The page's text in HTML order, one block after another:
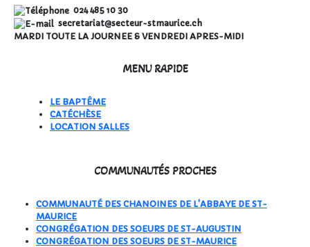
024 485 10 30
secretariat@secteur-stmaurice.ch
MARDI TOUTE LA JOURNEE & VENDREDI APRES-MIDI
MENU RAPIDE
LE BAPTÊME
CATÉCHÈSE
LOCATION SALLES
COMMUNAUTÉS PROCHES
COMMUNAUTÉ DES CHANOINES DE L'ABBAYE DE ST-
MAURICE
CONGRÉGATION DES SOEURS DE ST-AUGUSTIN
CONGRÉGATION DES SOEURS DE ST-MAURICE